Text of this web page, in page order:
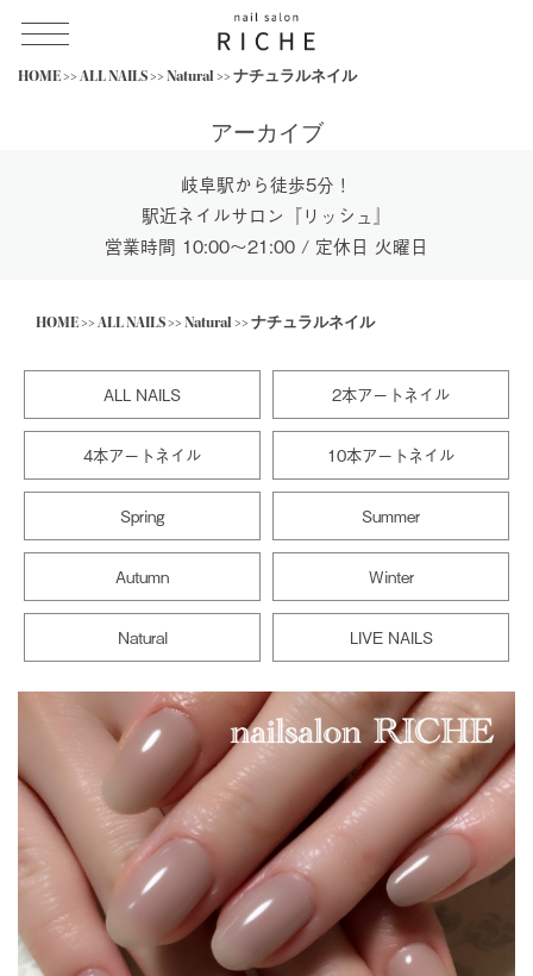
SkipHOME>>ALL NAILS>>Natural>>ナチュラルネイル
アーカイブ
岐阜駅から徒歩5分！
駅近ネイルサロン『リッシュ』
営業時間 10:00～21:00 / 定休日 火曜日
HOME>>ALL NAILS>>Natural>>ナチュラルネイル
ALL NAILS 2本アートネイル
4本アートネイル 10本アートネイル
Spring Summer
Autumn Winter
Natural LIVE NAILS